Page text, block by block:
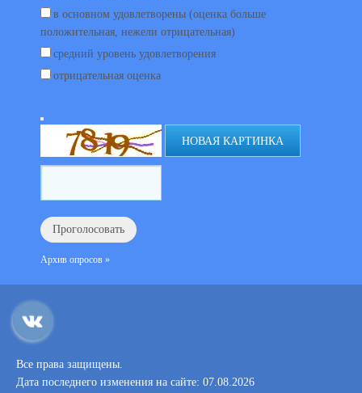
в основном удовлетворены (оценка больше
положительная, нежели отрицательная)
средний уровень удовлетворения
отрицательная оценка
НОВАЯ КАРТИНКА
Архив опросов »
Все права защищены.
Дата последнего изменения на сайте: 07.08.2026